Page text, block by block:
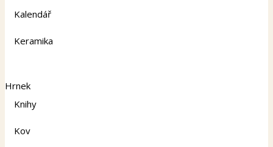
Kalendář
Keramika
Hrnek
Knihy
Kov